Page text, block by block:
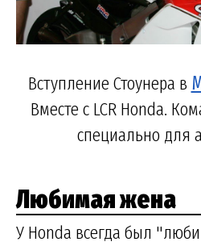
Вступление Стоунера в
Вместе с LCR Honda.
специально для
Любимая жена
У Honda всегда был